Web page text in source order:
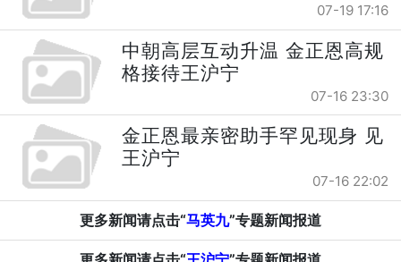
07-19 17:16
中朝高层互动升温 金正恩高规
格接待王沪宁
07-16 23:30
金正恩最亲密助手罕见现身 见
王沪宁
07-16 22:02
更多新闻请点击“马英九”专题新闻报道